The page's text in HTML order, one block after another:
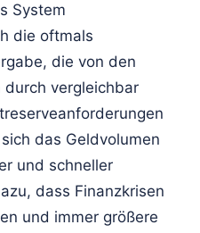
System
die oftmals
die von den
vergleichbar
das Geldvolumen
und schneller
dass Finanzkrisen
und immer größere